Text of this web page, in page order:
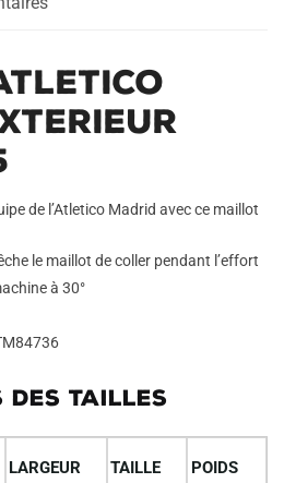
de l’Atletico Madrid avec ce maillot
le maillot de coller pendant l’effort
à 30°
DES TAILLES
LARGEUR
TAILLE
POIDS